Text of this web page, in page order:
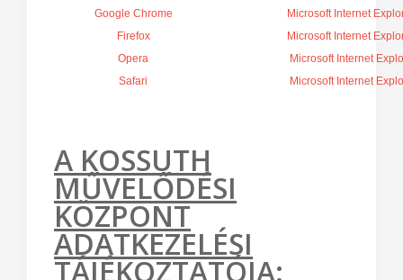
Google Chrome
Microsoft Internet
Firefox
Microsoft Internet
Opera
Microsoft Internet
Safari
Microsoft Internet
A KOSSUTH
MŰVELŐDÉSI
KÖZPONT
ADATKEZELÉSI
TÁJÉKOZTATÓJA: